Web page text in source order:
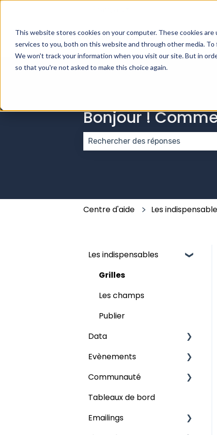
This website stores cookies on your computer. These cookies
services to you, both on this website and through other media.
We won't track your information when you visit our site. But in
so that you're not asked to make this choice again.
Bonjour !
Centre d'aide Les
Les indispensables
Grilles
Les champs
Publier
Data
Audience
Evènements
Mon évènement
Participants
Programme
Communauté
Contenus
Les forums
Tableaux de bord
Emailings